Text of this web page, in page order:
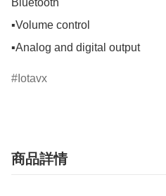
Bluetooth
▪️Volume control
▪️Analog and digital output
Iotavx
商品詳情